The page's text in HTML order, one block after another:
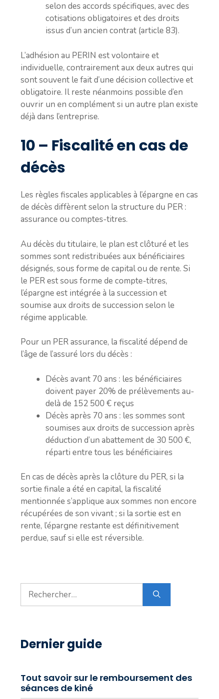
selon des accords spécifiques, avec des
cotisations obligatoires et des droits
issus d’un ancien contrat (article 83).
L’adhésion au PERIN est volontaire et
individuelle, contrairement aux deux autres qui
sont souvent le fait d’une décision collective et
obligatoire. Il reste néanmoins possible d’en
ouvrir un en complément si un autre plan existe
déjà dans l’entreprise.
10 – Fiscalité en cas de
décès
Les règles fiscales applicables à l’épargne en cas
de décès diffèrent selon la structure du PER :
assurance ou comptes-titres.
Au décès du titulaire, le plan est clôturé et les
sommes sont redistribuées aux bénéficiaires
désignés, sous forme de capital ou de rente. Si
le PER est sous forme de compte-titres,
l’épargne est intégrée à la succession et
soumise aux droits de succession selon le
régime applicable.
Pour un PER assurance, la fiscalité dépend de
l’âge de l’assuré lors du décès :
Décès avant 70 ans : les bénéficiaires
doivent payer 20% de prélèvements au-
delà de 152 500 € reçus
Décès après 70 ans : les sommes sont
soumises aux droits de succession après
déduction d’un abattement de 30 500 €,
réparti entre tous les bénéficiaires
En cas de décès après la clôture du PER, si la
sortie finale a été en capital, la fiscalité
mentionnée s’applique aux sommes non encore
récupérées de son vivant ; si la sortie est en
rente, l’épargne restante est définitivement
perdue, sauf si elle est réversible.
Rechercher :
Dernier guide
Tout savoir sur le remboursement des
séances de kiné